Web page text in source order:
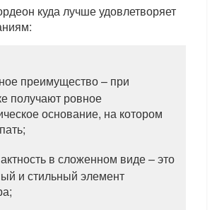
куда лучше удовлетворяет
преимущество – при
получают ровное
основание, на котором
в сложенном виде – это
и стильный элемент